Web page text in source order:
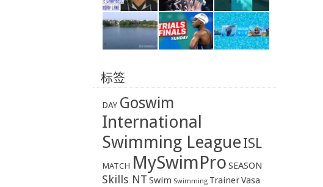
标签
DAY Goswim
International
Swimming LeagueISL
MATCH MySwimPro SEASON
Skills NT Swim Swimming TrainerVasa